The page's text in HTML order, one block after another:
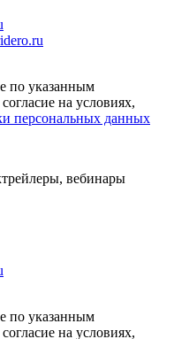
по указанным
на условиях,
персональных данных
вебинары
по указанным
на условиях,